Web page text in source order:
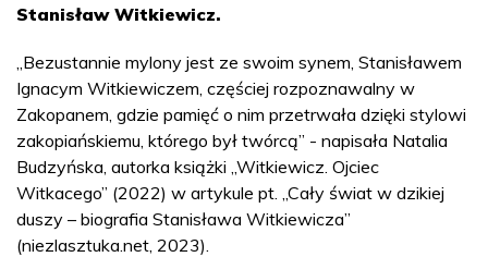
Stanisław Witkiewicz.
„Bezustannie mylony jest ze swoim synem, Stanisławem
Ignacym Witkiewiczem, częściej rozpoznawalny w
Zakopanem, gdzie pamięć o nim przetrwała dzięki stylowi
zakopiańskiemu, którego był twórcą” - napisała Natalia
Budzyńska, autorka książki „Witkiewicz. Ojciec
Witkacego” (2022) w artykule pt. „Cały świat w dzikiej
duszy – biografia Stanisława Witkiewicza”
(niezlasztuka.net, 2023).